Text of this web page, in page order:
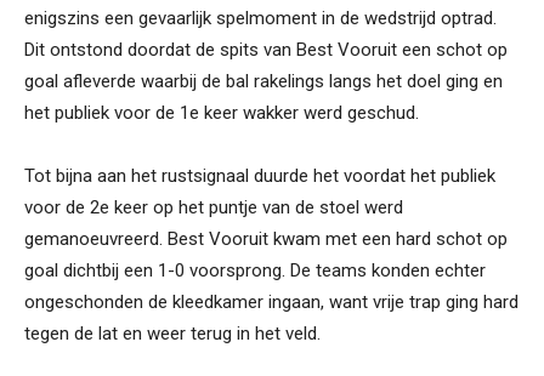
enigszins een gevaarlijk spelmoment in de wedstrijd optrad.
Dit ontstond doordat de spits van Best Vooruit een schot op
goal afleverde waarbij de bal rakelings langs het doel ging en
het publiek voor de 1e keer wakker werd geschud.
Tot bijna aan het rustsignaal duurde het voordat het publiek
voor de 2e keer op het puntje van de stoel werd
gemanoeuvreerd. Best Vooruit kwam met een hard schot op
goal dichtbij een 1-0 voorsprong. De teams konden echter
ongeschonden de kleedkamer ingaan, want vrije trap ging hard
tegen de lat en weer terug in het veld.